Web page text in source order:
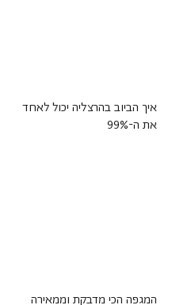
איך הביוב בהרצליה יכול לאחד
את ה-99%
המגפה הכי מדבקת וממאירה